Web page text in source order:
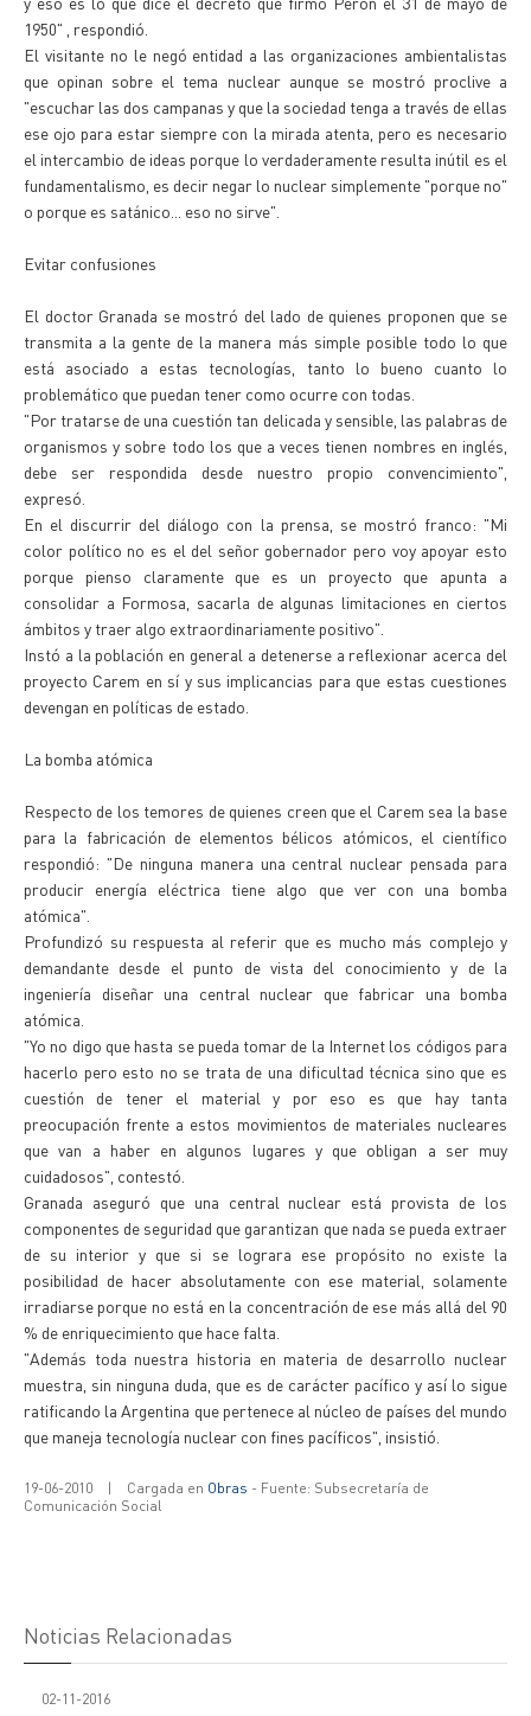
1950" , respondió.
El visitante no le negó entidad a las organizaciones ambientalistas
que opinan sobre el tema nuclear aunque se mostró proclive a
"escuchar las dos campanas y que la sociedad tenga a través de ellas
ese ojo para estar siempre con la mirada atenta, pero es necesario
el intercambio de ideas porque lo verdaderamente resulta inútil es el
fundamentalismo, es decir negar lo nuclear simplemente "porque no"
o porque es satánico... eso no sirve".
Evitar confusiones
El doctor Granada se mostró del lado de quienes proponen que se
transmita a la gente de la manera más simple posible todo lo que
está asociado a estas tecnologías, tanto lo bueno cuanto lo
problemático que puedan tener como ocurre con todas.
"Por tratarse de una cuestión tan delicada y sensible, las palabras de
organismos y sobre todo los que a veces tienen nombres en inglés,
debe ser respondida desde nuestro propio convencimiento",
expresó.
En el discurrir del diálogo con la prensa, se mostró franco: "Mi
color político no es el del señor gobernador pero voy apoyar esto
porque pienso claramente que es un proyecto que apunta a
consolidar a Formosa, sacarla de algunas limitaciones en ciertos
ámbitos y traer algo extraordinariamente positivo".
Instó a la población en general a detenerse a reflexionar acerca del
proyecto Carem en sí y sus implicancias para que estas cuestiones
devengan en políticas de estado.
La bomba atómica
Respecto de los temores de quienes creen que el Carem sea la base
para la fabricación de elementos bélicos atómicos, el científico
respondió: "De ninguna manera una central nuclear pensada para
producir energía eléctrica tiene algo que ver con una bomba
atómica".
Profundizó su respuesta al referir que es mucho más complejo y
demandante desde el punto de vista del conocimiento y de la
ingeniería diseñar una central nuclear que fabricar una bomba
atómica.
"Yo no digo que hasta se pueda tomar de la Internet los códigos para
hacerlo pero esto no se trata de una dificultad técnica sino que es
cuestión de tener el material y por eso es que hay tanta
preocupación frente a estos movimientos de materiales nucleares
que van a haber en algunos lugares y que obligan a ser muy
cuidadosos", contestó.
Granada aseguró que una central nuclear está provista de los
componentes de seguridad que garantizan que nada se pueda extraer
de su interior y que si se lograra ese propósito no existe la
posibilidad de hacer absolutamente con ese material, solamente
irradiarse porque no está en la concentración de ese más allá del 90
% de enriquecimiento que hace falta.
"Además toda nuestra historia en materia de desarrollo nuclear
muestra, sin ninguna duda, que es de carácter pacífico y así lo sigue
ratificando la Argentina que pertenece al núcleo de países del mundo
que maneja tecnología nuclear con fines pacíficos", insistió.
19-06-2010 | Cargada en Obras - Fuente: Subsecretaría de
Comunicación Social
Noticias Relacionadas
02-11-2016